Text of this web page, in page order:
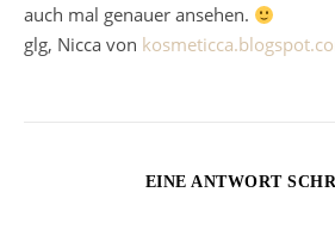
auch mal genauer ansehen.
glg, Nicca von
EINE ANTWORT